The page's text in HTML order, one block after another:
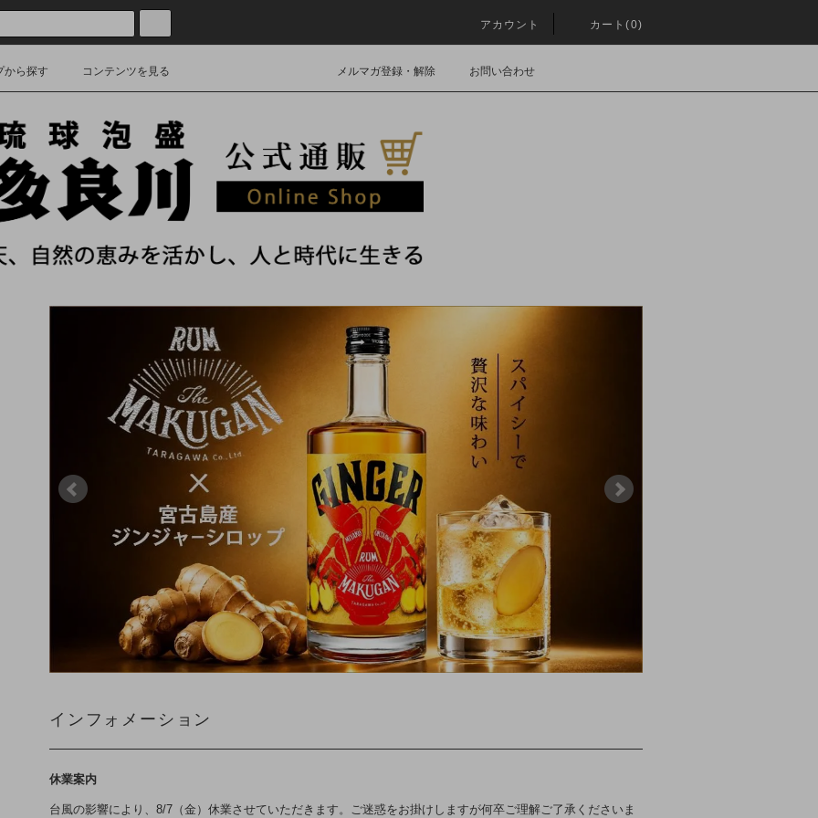
アカウント カート(0)
から探す コンテンツを見る メルマガ登録・解除 お問い合わせ
インフォメーション
休業案内
台風の影響により、8/7（金）休業させていただきます。ご迷惑をお掛けしますが何卒ご理解ご了承くださいま